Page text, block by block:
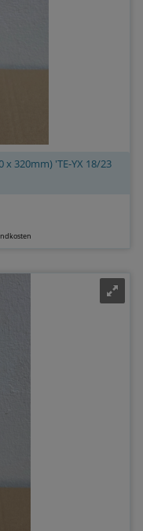
320mm) 'TE-YX 18/23